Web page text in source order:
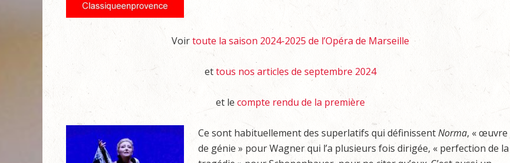
Voirtoute la saison 2024-2025 de l’Opéra de Marseille
ettous nos articles de septembre 2024
et le compte rendu de la première
Ce sont habituellement des superlatifs qui définissentNorma, « œuvre
de génie » pour Wagner qui l’a plusieurs fois dirigée, « perfection de la